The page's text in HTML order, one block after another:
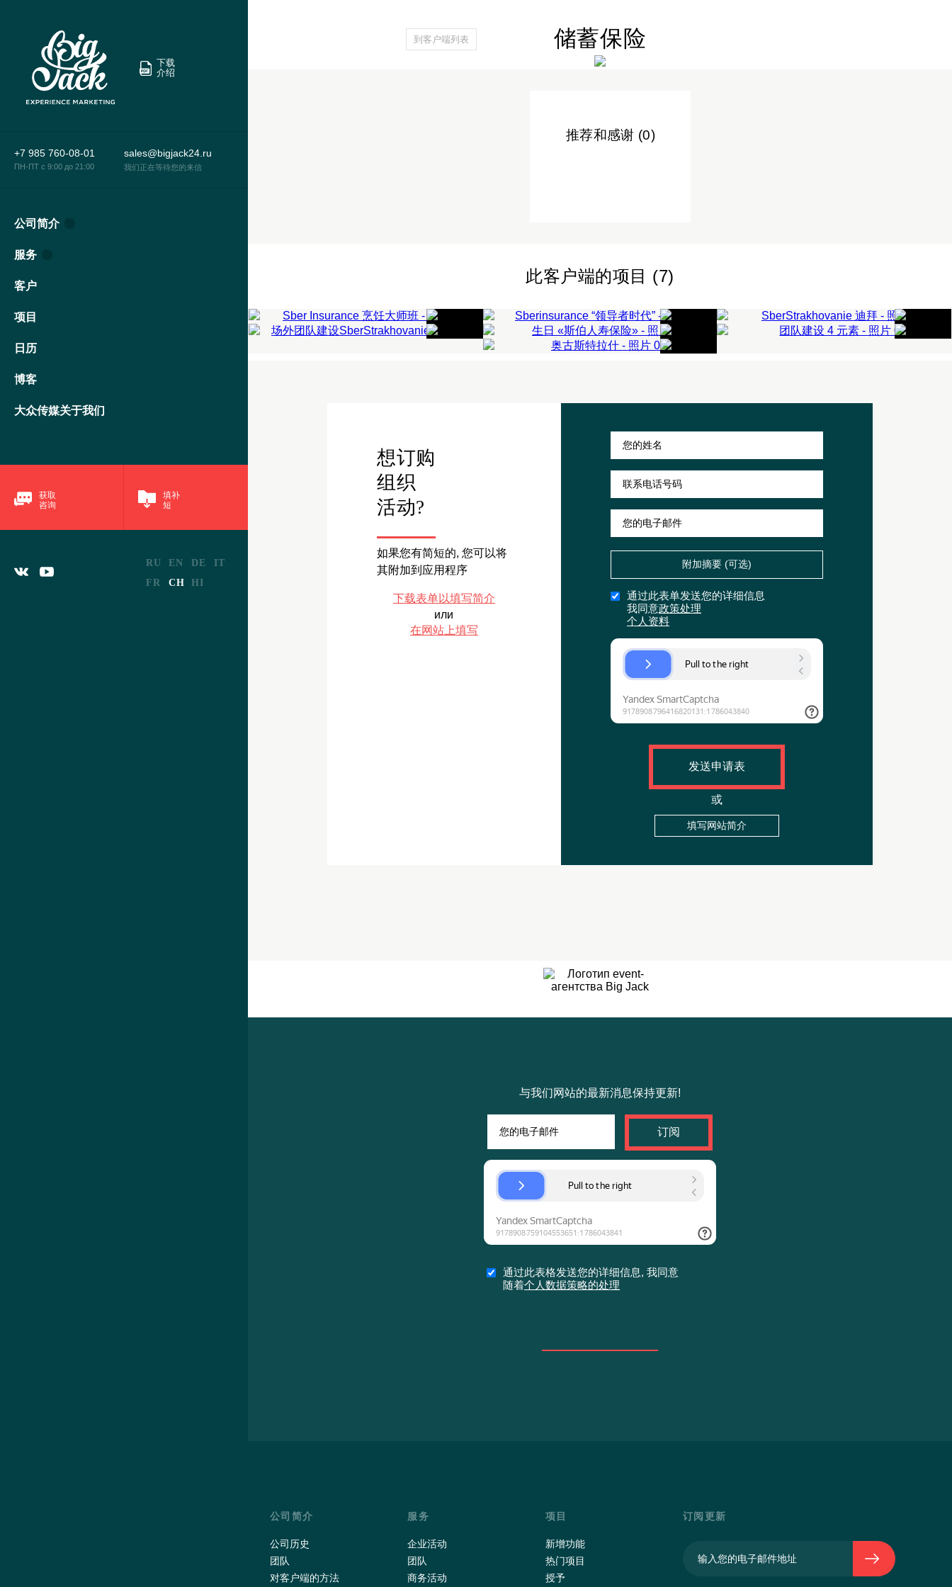
下载
介绍
+7 985 760-08-01
ПН-ПТ c 9:00 до 21:00
sales@bigjack24.ru
我们正在等待您的来信
公司简介
服务
客户
项目
日历
博客
大众传媒关于我们
获取
咨询
填补
短
RU EN DE
IT
FR
CH HI
到客户端列表 储蓄保险
推荐和感谢 (0)
此客户端的项目 (7)
团队
创意团队
俄罗斯联邦储蓄银行
团队
创意团队
企业活动
企业党
SBERSTRAKHOVANIE
团队
生日“斯伯人寿保险”
企业活动
企业活动
AUGUST RUSH
企业活动
想订购
组织
活动?
如果您有简短的, 您可以将
其附加到应用程序
下载表单以填写简介
или
在网站上填写
附加摘要 (可选)
通过此表单发送您的详细信息
我同意政策处理
个人资料
发送申请表
或
填写网站简介
与我们网站的最新消息保持更新!
订阅
通过此表格发送您的详细信息, 我同意
随着个人数据策略的处理
公司简介
公司历史
团队
对客户端的方法
服务
企业活动
团队
商务活动
项目
新增功能
热门项目
授予
订阅更新